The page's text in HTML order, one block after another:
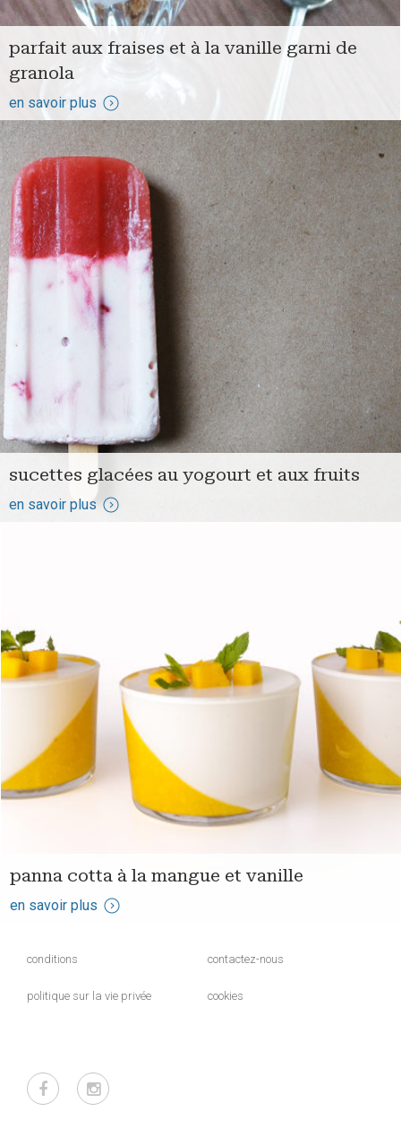
parfait aux fraises et à la vanille garni de
granola
en savoir plus
sucettes glacées au yogourt et aux fruits
en savoir plus
panna cotta à la mangue et vanille
en savoir plus
conditions
politique sur la vie privée
contactez-nous
cookies